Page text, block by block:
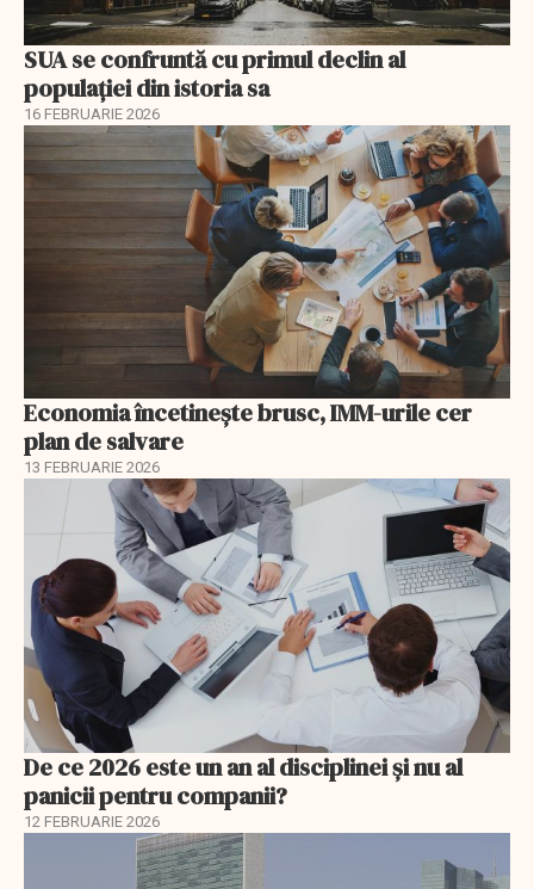
SUA se confruntă cu primul declin al
populației din istoria sa
16 FEBRUARIE 2026
Economia încetinește brusc, IMM-urile cer
plan de salvare
13 FEBRUARIE 2026
De ce 2026 este un an al disciplinei și nu al
panicii pentru companii?
12 FEBRUARIE 2026